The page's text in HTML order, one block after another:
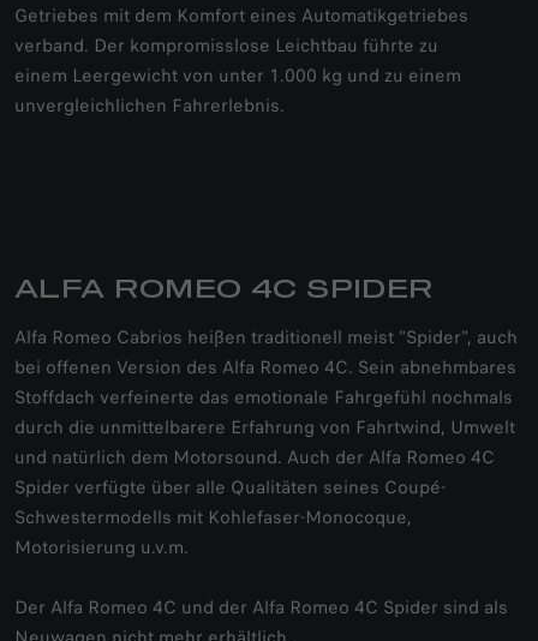
Getriebes mit dem Komfort eines Automatikgetriebes
verband. Der kompromisslose Leichtbau führte zu
einem Leergewicht von unter 1.000 kg und zu einem
unvergleichlichen Fahrerlebnis.
ALFA ROMEO 4C SPIDER
Alfa Romeo Cabrios heißen traditionell meist "Spider", auch
bei offenen Version des Alfa Romeo 4C. Sein abnehmbares
Stoffdach verfeinerte das emotionale Fahrgefühl nochmals
durch die unmittelbarere Erfahrung von Fahrtwind, Umwelt
und natürlich dem Motorsound. Auch der Alfa Romeo 4C
Spider verfügte über alle Qualitäten seines Coupé-
Schwestermodells mit Kohlefaser-Monocoque,
Motorisierung u.v.m.
Der Alfa Romeo 4C und der Alfa Romeo 4C Spider sind als